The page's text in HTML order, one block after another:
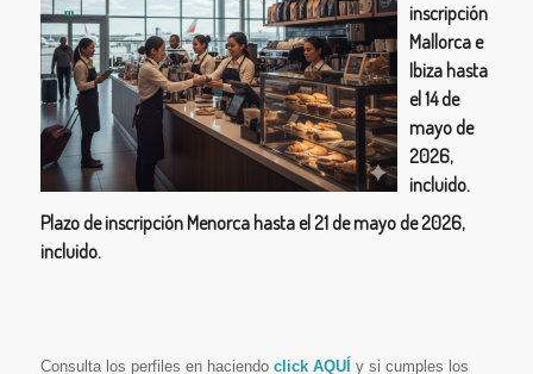
inscripción
Mallorca e
Ibiza hasta
el 14 de
mayo de
2026,
incluido.
Plazo de inscripción Menorca hasta el 21 de mayo de 2026,
incluido.
Consulta los perfiles en haciendo click AQUÍ y si cumples los